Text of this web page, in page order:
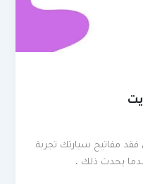
فقد مفاتيح سيارتك تجربة
يحدث ذلك ،